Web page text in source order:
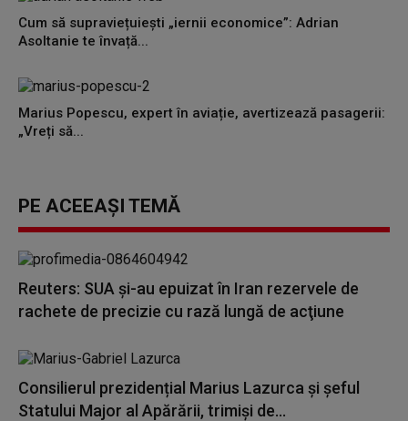
Cum să supraviețuiești „iernii economice”: Adrian
Asoltanie te învață...
Marius Popescu, expert în aviație, avertizează pasagerii:
„Vreți să...
PE ACEEAȘI TEMĂ
Reuters: SUA şi-au epuizat în Iran rezervele de
rachete de precizie cu rază lungă de acţiune
Consilierul prezidențial Marius Lazurca și șeful
Statului Major al Apărării, trimiși de...